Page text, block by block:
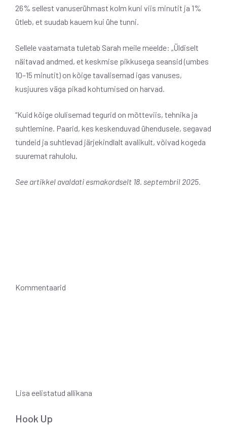
26% sellest vanuserühmast kolm kuni viis minutit ja 1%
ütleb, et suudab kauem kui ühe tunni.
Sellele vaatamata tuletab Sarah meile meelde: „Üldiselt
näitavad andmed, et keskmise pikkusega seansid (umbes
10–15 minutit) on kõige tavalisemad igas vanuses,
kusjuures väga pikad kohtumised on harvad.
“Kuid kõige olulisemad tegurid on mõtteviis, tehnika ja
suhtlemine. Paarid, kes keskenduvad ühendusele, segavad
tundeid ja suhtlevad järjekindlalt avalikult, võivad kogeda
suuremat rahulolu.
See artikkel avaldati esmakordselt 18. septembril 2025.
Kommentaarid
Lisa eelistatud allikana
Hook Up